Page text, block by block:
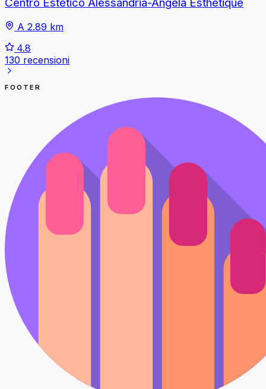
A 2.89 km
4.8
130 recensioni
FOOTER